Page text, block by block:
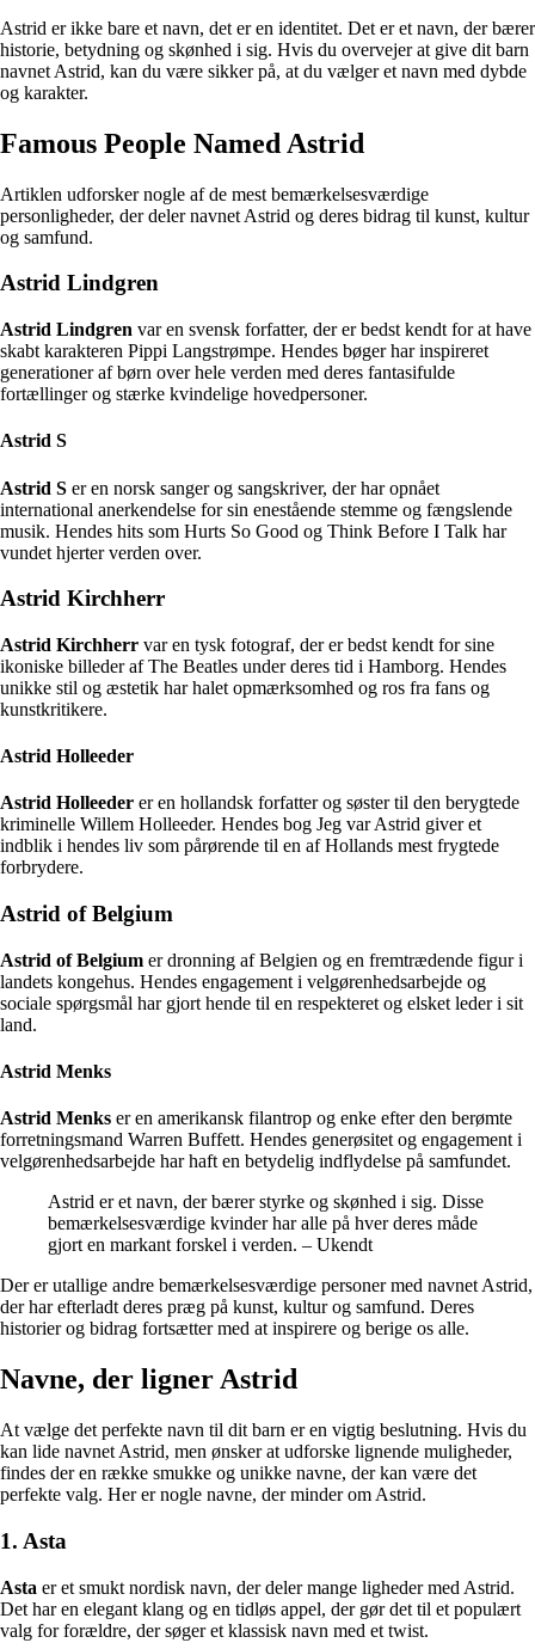
Astrid er ikke bare et navn, det er en identitet. Det er et navn, der bærer
historie, betydning og skønhed i sig. Hvis du overvejer at give dit barn
navnet Astrid, kan du være sikker på, at du vælger et navn med dybde
og karakter.
Famous People Named Astrid
Artiklen udforsker nogle af de mest bemærkelsesværdige
personligheder, der deler navnet Astrid og deres bidrag til kunst, kultur
og samfund.
Astrid Lindgren
Astrid Lindgren var en svensk forfatter, der er bedst kendt for at have
skabt karakteren Pippi Langstrømpe. Hendes bøger har inspireret
generationer af børn over hele verden med deres fantasifulde
fortællinger og stærke kvindelige hovedpersoner.
Astrid S
Astrid S er en norsk sanger og sangskriver, der har opnået
international anerkendelse for sin enestående stemme og fængslende
musik. Hendes hits som Hurts So Good og Think Before I Talk har
vundet hjerter verden over.
Astrid Kirchherr
Astrid Kirchherr var en tysk fotograf, der er bedst kendt for sine
ikoniske billeder af The Beatles under deres tid i Hamborg. Hendes
unikke stil og æstetik har halet opmærksomhed og ros fra fans og
kunstkritikere.
Astrid Holleeder
Astrid Holleeder er en hollandsk forfatter og søster til den berygtede
kriminelle Willem Holleeder. Hendes bog Jeg var Astrid giver et
indblik i hendes liv som pårørende til en af Hollands mest frygtede
forbrydere.
Astrid of Belgium
Astrid of Belgium er dronning af Belgien og en fremtrædende figur i
landets kongehus. Hendes engagement i velgørenhedsarbejde og
sociale spørgsmål har gjort hende til en respekteret og elsket leder i sit
land.
Astrid Menks
Astrid Menks er en amerikansk filantrop og enke efter den berømte
forretningsmand Warren Buffett. Hendes generøsitet og engagement i
velgørenhedsarbejde har haft en betydelig indflydelse på samfundet.
Astrid er et navn, der bærer styrke og skønhed i sig. Disse
bemærkelsesværdige kvinder har alle på hver deres måde
gjort en markant forskel i verden. – Ukendt
Der er utallige andre bemærkelsesværdige personer med navnet Astrid,
der har efterladt deres præg på kunst, kultur og samfund. Deres
historier og bidrag fortsætter med at inspirere og berige os alle.
Navne, der ligner Astrid
At vælge det perfekte navn til dit barn er en vigtig beslutning. Hvis du
kan lide navnet Astrid, men ønsker at udforske lignende muligheder,
findes der en række smukke og unikke navne, der kan være det
perfekte valg. Her er nogle navne, der minder om Astrid.
1. Asta
Asta er et smukt nordisk navn, der deler mange ligheder med Astrid.
Det har en elegant klang og en tidløs appel, der gør det til et populært
valg for forældre, der søger et klassisk navn med et twist.